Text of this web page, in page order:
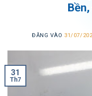
ĐĂNG VÀO 31/07/
31
Th7